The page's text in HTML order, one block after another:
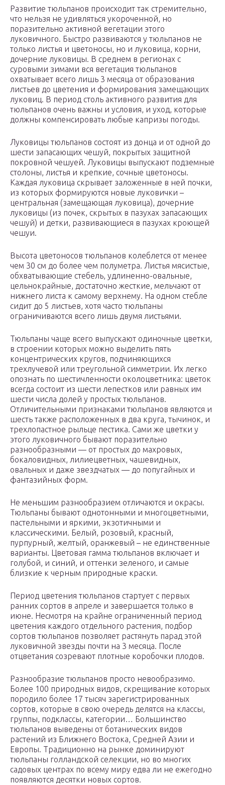
Развитие тюльпанов происходит так стремительно,
что нельзя не удивляться укороченной, но
поразительно активной вегетации этого
луковичного. Быстро развиваются у тюльпанов не
только листья и цветоносы, но и луковица, корни,
дочерние луковицы. В среднем в регионах с
суровыми зимами вся вегетация тюльпанов
охватывает всего лишь 3 месяца от образования
листьев до цветения и формирования замещающих
луковиц. В период столь активного развития для
тюльпанов очень важны и условия, и уход, которые
должны компенсировать любые капризы погоды.
Луковицы тюльпанов состоят из донца и от одной до
шести запасающих чешуй, покрытых защитной
покровной чешуей. Луковицы выпускают подземные
столоны, листья и крепкие, сочные цветоносы.
Каждая луковица скрывает заложенные в ней почки,
из которых формируются новые луковички –
центральная (замещающая луковица), дочерние
луковицы (из почек, скрытых в пазухах запасающих
чешуй) и детки, развивающиеся в пазухах кроющей
чешуи.
Высота цветоносов тюльпанов колеблется от менее
чем 30 см до более чем полуметра. Листья мясистые,
обхватывающие стебель, удлиненно-овальные,
цельнокрайные, достаточно жесткие, мельчают от
нижнего листа к самому верхнему. На одном стебле
сидит до 5 листьев, хотя часто тюльпаны
ограничиваются всего лишь двумя листьями.
Тюльпаны чаще всего выпускают одиночные цветки,
в строении которых можно выделить пять
концентрических кругов, подчиняющихся
трехлучевой или треугольной симметрии. Их легко
опознать по шестичленности околоцветника: цветок
всегда состоит из шести лепестков или равных им
шести числа долей у простых тюльпанов.
Отличительными признаками тюльпанов являются и
шесть также расположенных в два круга, тычинок, и
трехлопастное рыльце пестика. Сами же цветки у
этого луковичного бывают поразительно
разнообразными — от простых до махровых,
бокаловидных, лилиецветных, чашевидных,
овальных и даже звездчатых — до попугайных и
фантазийных форм.
Не меньшим разнообразием отличаются и окрасы.
Тюльпаны бывают однотонными и многоцветными,
пастельными и яркими, экзотичными и
классическими. Белый, розовый, красный,
пурпурный, желтый, оранжевый – не единственные
варианты. Цветовая гамма тюльпанов включает и
голубой, и синий, и оттенки зеленого, и самые
близкие к черным природные краски.
Период цветения тюльпанов стартует с первых
ранних сортов в апреле и завершается только в
июне. Несмотря на крайне ограниченный период
цветения каждого отдельного растения, подбор
сортов тюльпанов позволяет растянуть парад этой
луковичной звезды почти на 3 месяца. После
отцветания созревают плотные коробочки плодов.
Разнообразие тюльпанов просто невообразимо.
Более 100 природных видов, скрещивание которых
породило более 17 тысяч зарегистрированных
сортов, которые в свою очередь делятся на классы,
группы, подклассы, категории… Большинство
тюльпанов выведены от ботанических видов
растений из Ближнего Востока, Средней Азии и
Европы. Традиционно на рынке доминируют
тюльпаны голландской селекции, но во многих
садовых центрах по всему миру едва ли не ежегодно
появляются десятки новых сортов.